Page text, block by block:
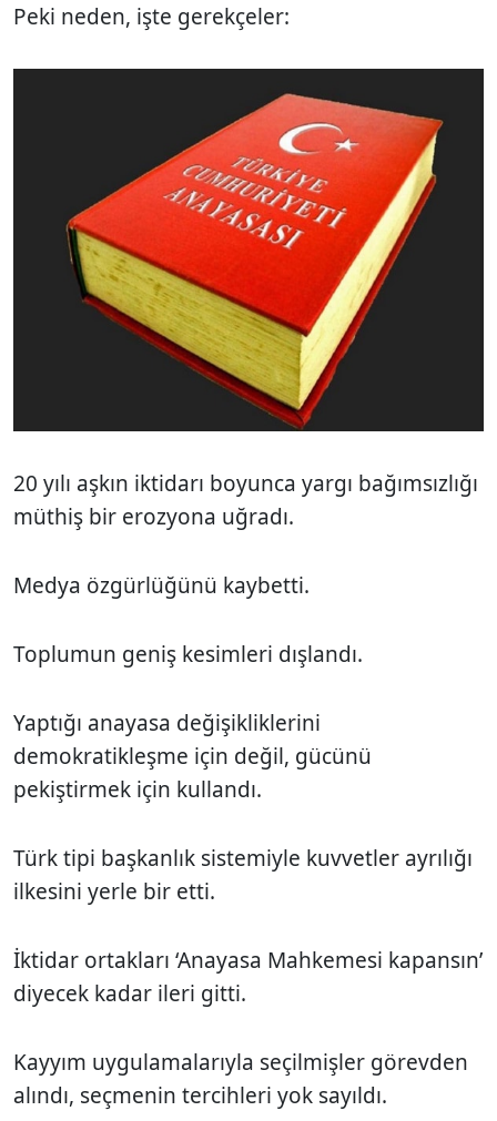
Peki neden, işte gerekçeler:
20 yılı aşkın iktidarı boyunca yargı bağımsızlığı
müthiş bir erozyona uğradı.
Medya özgürlüğünü kaybetti.
Toplumun geniş kesimleri dışlandı.
Yaptığı anayasa değişikliklerini
demokratikleşme için değil, gücünü
pekiştirmek için kullandı.
Türk tipi başkanlık sistemiyle kuvvetler ayrılığı
ilkesini yerle bir etti.
İktidar ortakları ‘Anayasa Mahkemesi kapansın’
diyecek kadar ileri gitti.
Kayyım uygulamalarıyla seçilmişler görevden
alındı, seçmenin tercihleri yok sayıldı.